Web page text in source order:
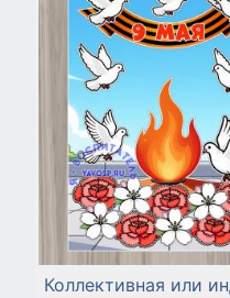
Коллективная или